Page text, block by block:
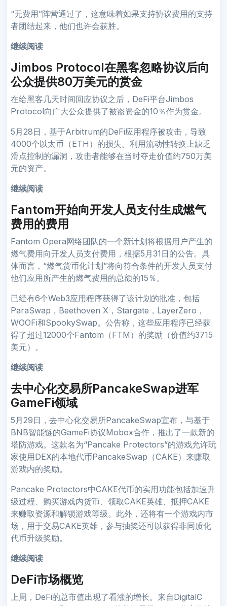
“无费用”阵营通过了，这意味着如果支持协议费用的支持
者团结起来，他们也许会获胜。
继续阅读
Jimbos Protocol在黑客忽略协议后向
公众提供80万美元的赏金
在给黑客几天时间回应协议之后，DeFi平台Jimbos
Protocol向广大公众提供了被盗资金的10％作为赏金。
5月28日，基于Arbitrum的DeFi应用程序被攻击，导致
4000个以太币（ETH）的损失。利用流动性转换上缺乏
滑点控制的漏洞，攻击者能够在当时夺走价值约750万美
元的资产。
继续阅读
Fantom开始向开发人员支付生成燃气
费用的费用
Fantom Opera网络团队的一个新计划将根据用户产生的
燃气费用向开发人员支付费用，根据5月31日的公告。具
体而言，“燃气货币化计划”将向符合条件的开发人员支付
他们应用所产生的燃气费用的总额的15％。
已经有6个Web3应用程序获得了该计划的批准，包括
ParaSwap，Beethoven X，Stargate，LayerZero，
WOOFi和SpookySwap。公告称，这些应用程序已经获
得了超过12000个Fantom（FTM）的奖励（价值约3715
美元）。
继续阅读
去中心化交易所PancakeSwap进军
GameFi领域
5月29日，去中心化交易所PancakeSwap宣布，与基于
BNB智能链的GameFi协议Mobox合作，推出了一款新的
塔防游戏。这款名为“Pancake Protectors”的游戏允许玩
家使用DEX的本地代币PancakeSwap（CAKE）来赚取
游戏内的奖励。
Pancake Protectors中CAKE代币的实用功能包括加速升
级过程、购买游戏内货币、领取CAKE英雄、抵押CAKE
来赚取资源和解锁游戏等级。此外，还将有一个游戏内市
场，用于交易CAKE英雄，参与抽奖还可以获得非同质化
代币升级奖励。
继续阅读
DeFi市场概览
上周，DeFi的总市值出现了看涨的增长。来自DigitalC